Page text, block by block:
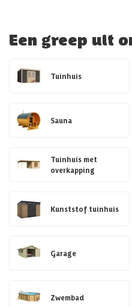
Een greep uit
Tuinhuis
Sauna
Tuinhuis met
overkapping
Kunststof tuinhuis
Garage
Zwembad